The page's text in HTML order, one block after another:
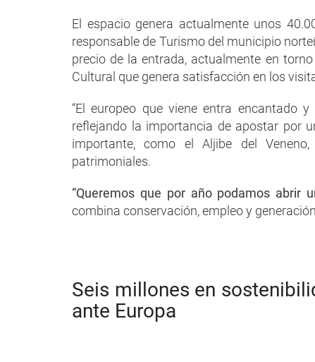
El espacio genera actualmente unos
responsable de Turismo del municipio
precio de la entrada, actualmente en
Cultural que genera satisfacción en los
“El europeo que viene entra encantado
reflejando la importancia de apostar por
importante, como el Aljibe del
patrimoniales.
“Queremos que por año podamos abrir
combina conservación, empleo y
Seis millones en
ante Europa